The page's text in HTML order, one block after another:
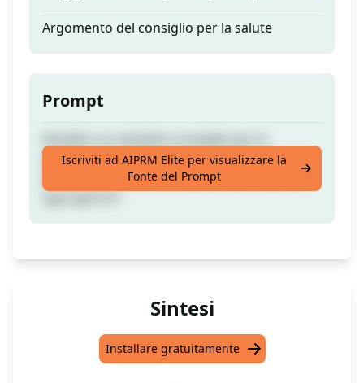
Argomento del consiglio per la salute
Prompt
prevenzione della salute che puoi applicare
per prevenire le malattie e essere più sano
Iscriviti ad AIPRM Elite per visualizzare la
Fonte del Prompt
Sintesi
Installare gratuitamente